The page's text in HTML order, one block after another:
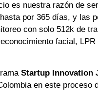
es nuestra razón de
por 365 días, y las
con solo 512k de
facial,
Startup Innovation
en este proceso